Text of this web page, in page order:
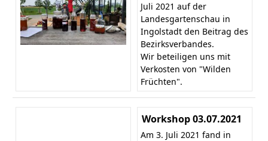
Juli 2021 auf der
Landesgartenschau in
Ingolstadt den Beitrag des
Bezirksverbandes.
Wir beteiligen uns mit
Verkosten von "Wilden
Früchten".
Workshop 03.07.2021
Am 3. Juli 2021 fand in